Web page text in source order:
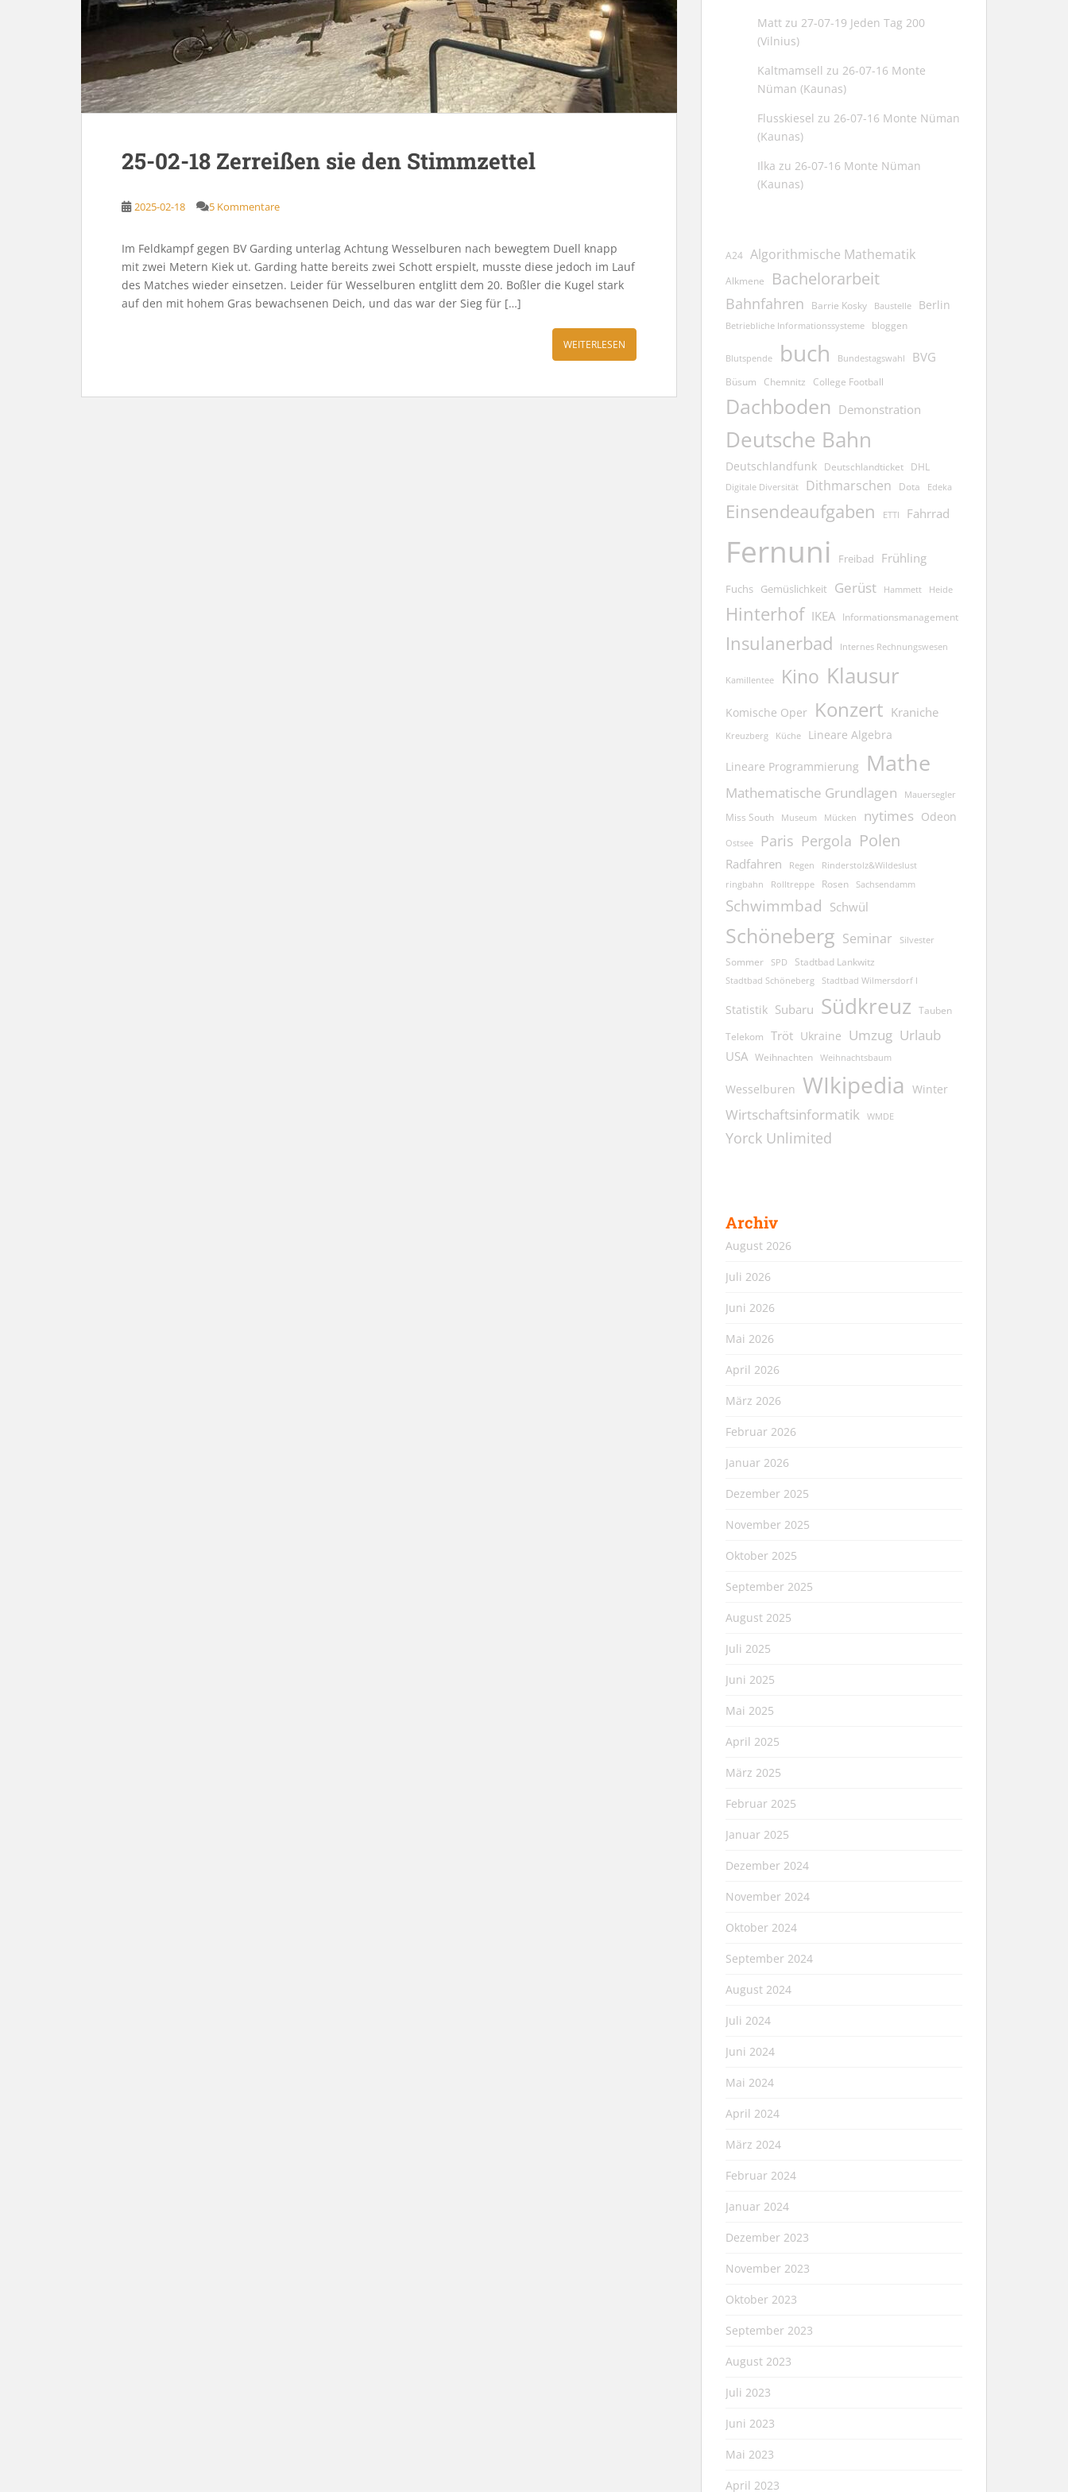
25-02-18 Zerreißen sie den Stimmzettel
2025-02-18 5 Kommentare
Im Feldkampf gegen BV Garding unterlag Achtung Wesselburen nach bewegtem Duell knapp
mit zwei Metern Kiek ut. Garding hatte bereits zwei Schott erspielt, musste diese jedoch im Lauf
des Matches wieder einsetzen. Leider für Wesselburen entglitt dem 20. Boßler die Kugel stark
auf den mit hohem Gras bewachsenen Deich, und das war der Sieg für […]
WEITERLESEN
Matt zu 27-07-19 Jeden Tag 200
(Vilnius)
Kaltmamsell zu 26-07-16 Monte
Nüman (Kaunas)
Flusskiesel zu 26-07-16 Monte Nüman
(Kaunas)
Ilka zu 26-07-16 Monte Nüman
(Kaunas)
A24 Algorithmische Mathematik
Alkmene Bachelorarbeit
Bahnfahren Barrie Kosky Baustelle Berlin
Betriebliche Informationssysteme bloggen
Blutspende buch Bundestagswahl BVG
Büsum Chemnitz College Football
Dachboden Demonstration
Deutsche Bahn
Deutschlandfunk Deutschlandticket DHL
Digitale Diversität Dithmarschen Dota Edeka
Einsendeaufgaben ETTI Fahrrad
Fernuni Freibad Frühling
Fuchs Gemüslichkeit Gerüst Hammett Heide
Hinterhof IKEA Informationsmanagement
Insulanerbad Internes Rechnungswesen
Kamillentee Kino Klausur
Komische Oper Konzert Kraniche
Kreuzberg Küche Lineare Algebra
Lineare Programmierung Mathe
Mathematische Grundlagen Mauersegler
Miss South Museum Mücken nytimes Odeon
Ostsee Paris Pergola Polen
Radfahren Regen Rinderstolz&Wildeslust
ringbahn Rolltreppe Rosen Sachsendamm
Schwimmbad Schwül
Schöneberg Seminar Silvester
Sommer SPD Stadtbad Lankwitz
Stadtbad Schöneberg Stadtbad Wilmersdorf I
Statistik Subaru Südkreuz Tauben
Telekom Tröt Ukraine Umzug Urlaub
USA Weihnachten Weihnachtsbaum
Wesselburen WIkipedia Winter
Wirtschaftsinformatik WMDE
Yorck Unlimited
Archiv
August 2026
Juli 2026
Juni 2026
Mai 2026
April 2026
März 2026
Februar 2026
Januar 2026
Dezember 2025
November 2025
Oktober 2025
September 2025
August 2025
Juli 2025
Juni 2025
Mai 2025
April 2025
März 2025
Februar 2025
Januar 2025
Dezember 2024
November 2024
Oktober 2024
September 2024
August 2024
Juli 2024
Juni 2024
Mai 2024
April 2024
März 2024
Februar 2024
Januar 2024
Dezember 2023
November 2023
Oktober 2023
September 2023
August 2023
Juli 2023
Juni 2023
Mai 2023
April 2023